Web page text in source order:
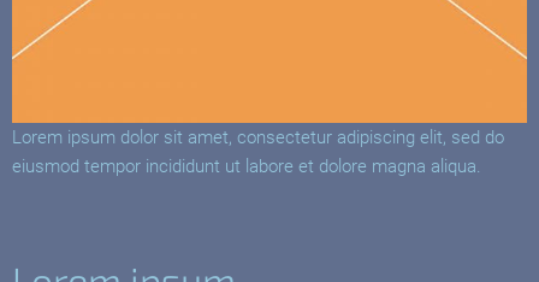
Lorem ipsum dolor sit amet, consectetur adipiscing elit, sed do
eiusmod tempor incididunt ut labore et dolore magna aliqua.